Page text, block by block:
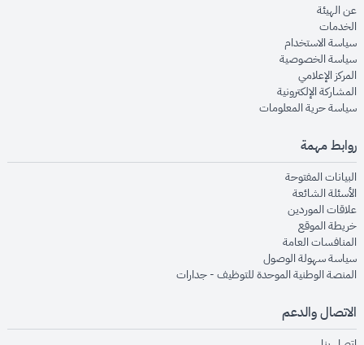
عن الهيئةopens in new window
الخدماتopens in new window
سياسة الاستخدام
سياسة الخصوصيةopens in new window
المركز الإعلاميopens in new window
المشاركة الإلكترونيةopens in new window
سياسة حرية المعلوماتopens in new window
روابط مهمة
البيانات المفتوحةopens in new window
الأسئلة الشائعةopens in new window
علاقات الموردينopens in new window
خريطة الموقعopens in new window
المنافسات العامةopens in new window
سياسة سهولة الوصولopens in new window
المنصة الوطنية الموحدة للتوظيف - جداراتopens in new window
الاتصال والدعم